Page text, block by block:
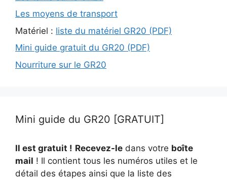
Les moyens de transport
Matériel : liste du matériel GR20 (PDF)
Mini guide gratuit du GR20 (PDF)
Nourriture sur le GR20
Mini guide du GR20 [GRATUIT]
Il est gratuit ! Recevez-le dans votre boîte
mail ! Il contient tous les numéros utiles et le
détail des étapes ainsi que la liste des